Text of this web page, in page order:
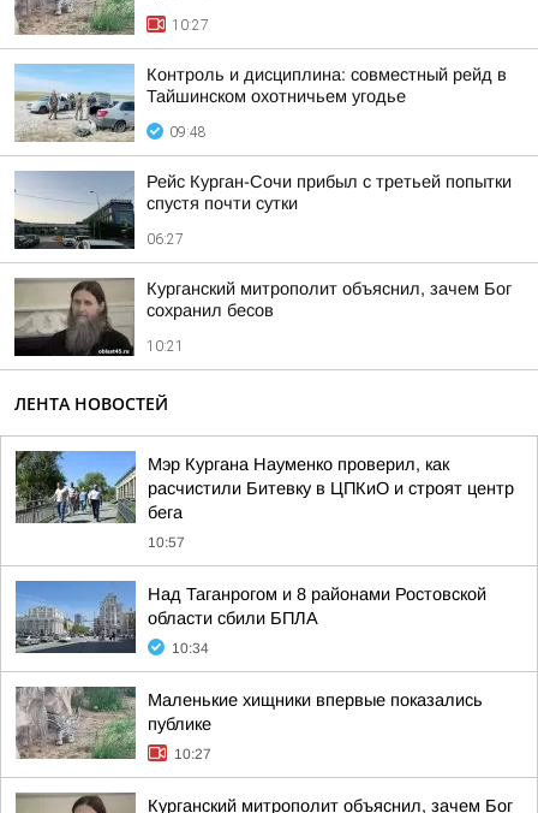
10:27
Контроль и дисциплина: совместный рейд в
Тайшинском охотничьем угодье
09:48
Рейс Курган-Сочи прибыл с третьей попытки
спустя почти сутки
06:27
Курганский митрополит объяснил, зачем Бог
сохранил бесов
10:21
ЛЕНТА НОВОСТЕЙ
Мэр Кургана Науменко проверил, как
расчистили Битевку в ЦПКиО и строят центр
бега
10:57
Над Таганрогом и 8 районами Ростовской
области сбили БПЛА
10:34
Маленькие хищники впервые показались
публике
10:27
Курганский митрополит объяснил, зачем Бог